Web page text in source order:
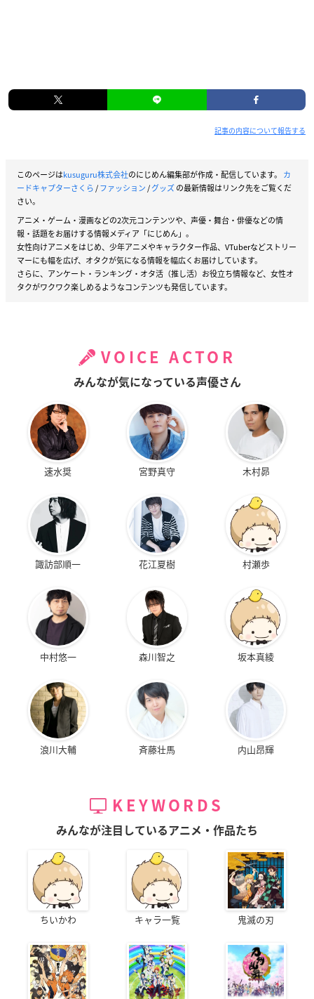
記事の内容について報告する
このページはkusuguru株式会社のにじめん編集部が作成・配信しています。 カ
ードキャプターさくら/ファッション/グッズの最新情報はリンク先をご覧くだ
さい。
アニメ・ゲーム・漫画などの2次元コンテンツや、声優・舞台・俳優などの情
報・話題をお届けする情報メディア「にじめん」。
女性向けアニメをはじめ、少年アニメやキャラクター作品、VTuberなどストリー
マーにも幅を広げ、オタクが気になる情報を幅広くお届けしています。
さらに、アンケート・ランキング・オタ活（推し活）お役立ち情報など、女性オ
タクがワクワク楽しめるようなコンテンツも発信しています。
VOICE ACTOR
みんなが気になっている声優さん
速水奨 宮野真守 木村昴
諏訪部順一 花江夏樹 村瀬歩
中村悠一 森川智之 坂本真綾
浪川大輔 斉藤壮馬 内山昂輝
KEYWORDS
みんなが注目しているアニメ・作品たち
ちいかわ キャラ一覧 鬼滅の刃